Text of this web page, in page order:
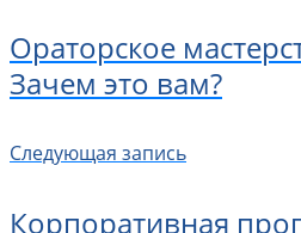
Ораторское
Зачем это вам?
Следующая запись
Корпоративная